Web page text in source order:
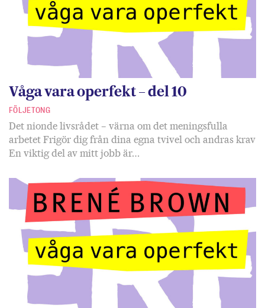
Våga vara operfekt – del 10
FÖLJETONG
Det nionde livsrådet – värna om det meningsfulla
arbetet Frigör dig från dina egna tvivel och andras krav
En viktig del av mitt jobb är…